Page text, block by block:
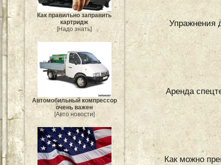
Как правильно заправить
картридж
[Надо знать]
Автомобильный компрессор
очень важен
[Авто новости]
Упражнения
Аренда
Как можно